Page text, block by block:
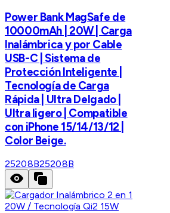
Power Bank MagSafe de
10000mAh | 20W | Carga
Inalámbrica y por Cable
USB-C | Sistema de
Protección Inteligente |
Tecnología de Carga
Rápida | Ultra Delgado |
Ultra ligero | Compatible
con iPhone 15/14/13/12 |
Color Beige.
25208B25208B